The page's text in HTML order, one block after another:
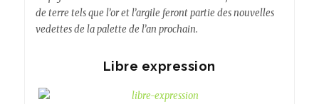
de terre tels que l’or et l’argile feront partie des nouvelles
vedettes de la palette de l’an prochain.
Libre expression